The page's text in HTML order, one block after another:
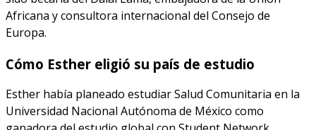
Africana y consultora internacional del Consejo de
Europa.
Cómo Esther eligió su país de estudio
Esther había planeado estudiar Salud Comunitaria en la
Universidad Nacional Autónoma de México como